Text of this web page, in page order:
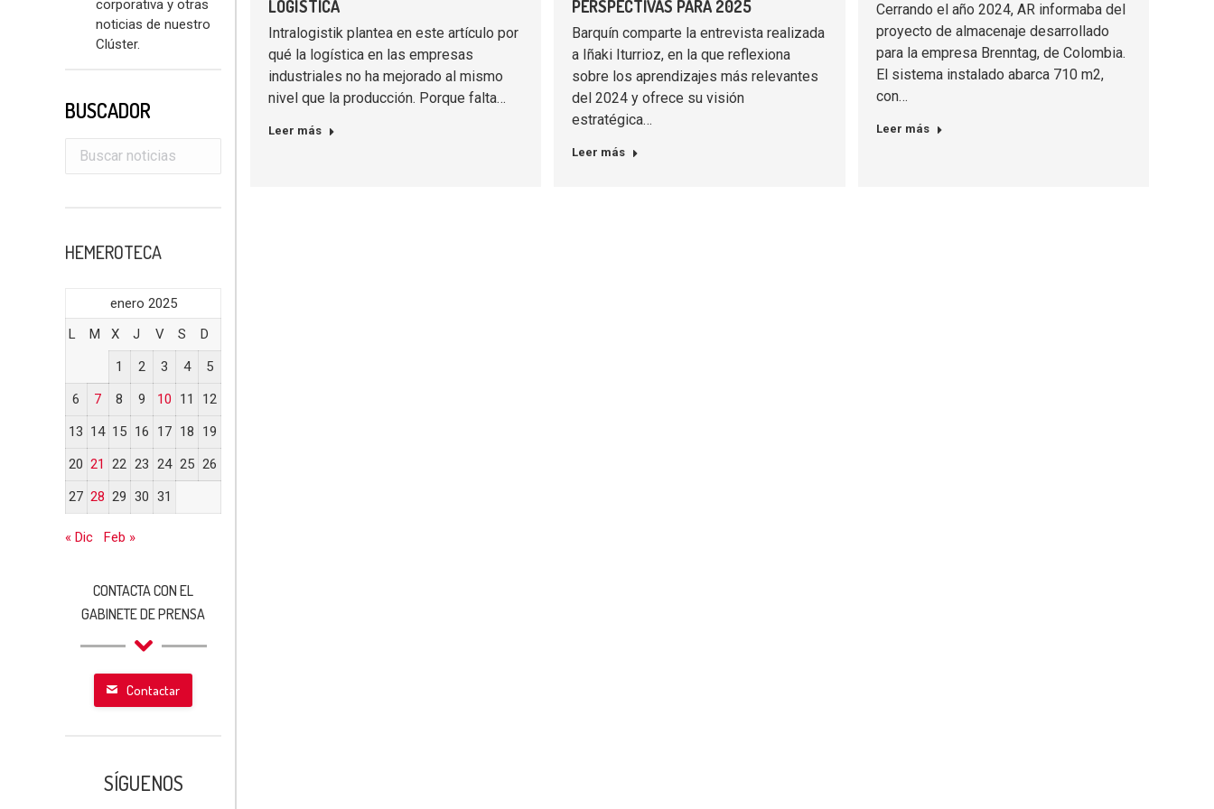
corporativa y otras
noticias de nuestro
Clúster.
BUSCADOR
HEMEROTECA
enero 2025
L
M X J V S
D
1
2 3 4
5
6
7 8 9 10 11
12
13 14 15 16 17 18
19
20 21 22 23 24 25 26
27 28 29 30 31
« Dic Feb »
CONTACTA CON EL
GABINETE DE PRENSA
Contactar
SÍGUENOS
LOGÍSTICA
Intralogistik plantea en este artículo por
qué la logística en las empresas
industriales no ha mejorado al mismo
nivel que la producción. Porque falta…
Leer más
PERSPECTIVAS PARA 2025
Barquín comparte la entrevista realizada
a Iñaki Iturrioz, en la que reflexiona
sobre los aprendizajes más relevantes
del 2024 y ofrece su visión
estratégica…
Leer más
Cerrando el año 2024, AR informaba del
proyecto de almacenaje desarrollado
para la empresa Brenntag, de Colombia.
El sistema instalado abarca 710 m2,
con…
Leer más